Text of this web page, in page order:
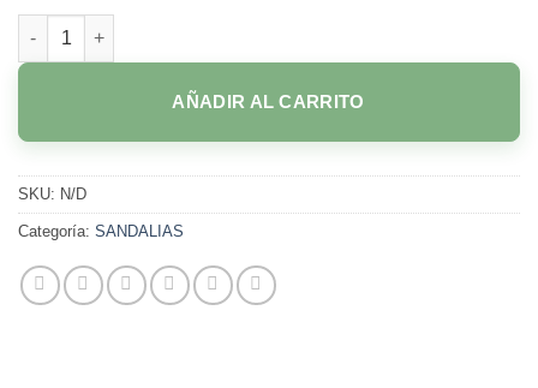
P-357 CAFÉ cantidad
AÑADIR AL CARRITO
SKU: N/D
Categoría: SANDALIAS